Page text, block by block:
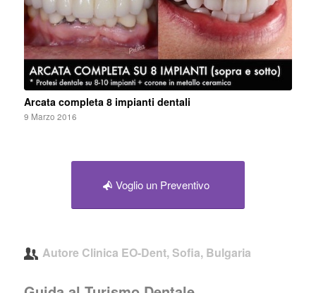
Arcata completa 8 impianti dentali
9 Marzo 2016
Voglio un Preventivo
Autore Clinica EO-Dent, Sofia, Bulgaria